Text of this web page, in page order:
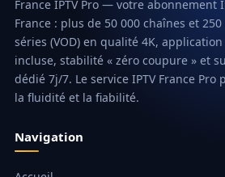
France IPTV Pro — votre abonnement
France : plus de 50 000 chaînes et
séries (VOD) en qualité 4K,
incluse, stabilité « zéro coupure » et
dédié 7j/7. Le service IPTV France Pro
la fluidité et la fiabilité.
Navigation